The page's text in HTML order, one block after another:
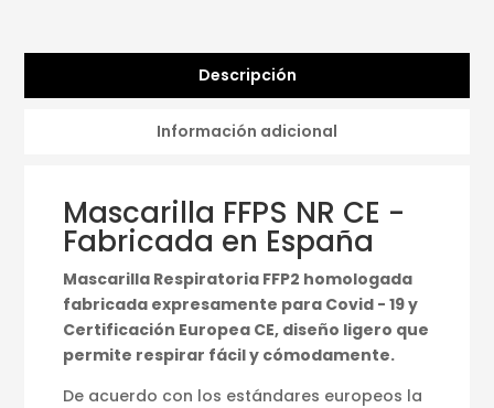
Descripción
Información adicional
Mascarilla FFPS NR CE -
Fabricada en España
Mascarilla Respiratoria FFP2 homologada
fabricada expresamente para Covid - 19 y
Certificación Europea CE, diseño ligero que
permite respirar fácil y cómodamente.
De acuerdo con los estándares europeos la